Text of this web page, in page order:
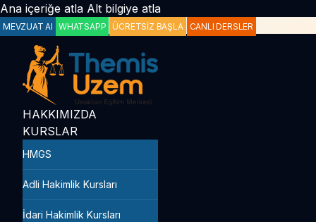
Ana içeriğe atla Alt bilgiye atla
MEVZUAT AI WHATSAPP ÜCRETSİZ BAŞLA CANLI DERSLER
HAKKIMIZDA
KURSLAR
HMGS
Adli Hakimlik Kursları
İdari Hakimlik Kursları